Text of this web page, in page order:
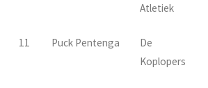
Atletiek
11 Puck Pentenga
De
Koplopers